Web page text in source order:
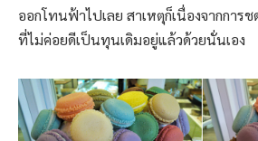
ออกโทนฟ้าไปเลย สาเหตุก็เนื่องจากการ
ที่ไม่ค่อยดีเป็นทุนเดิมอยู่แล้วด้วยนั่นเอง